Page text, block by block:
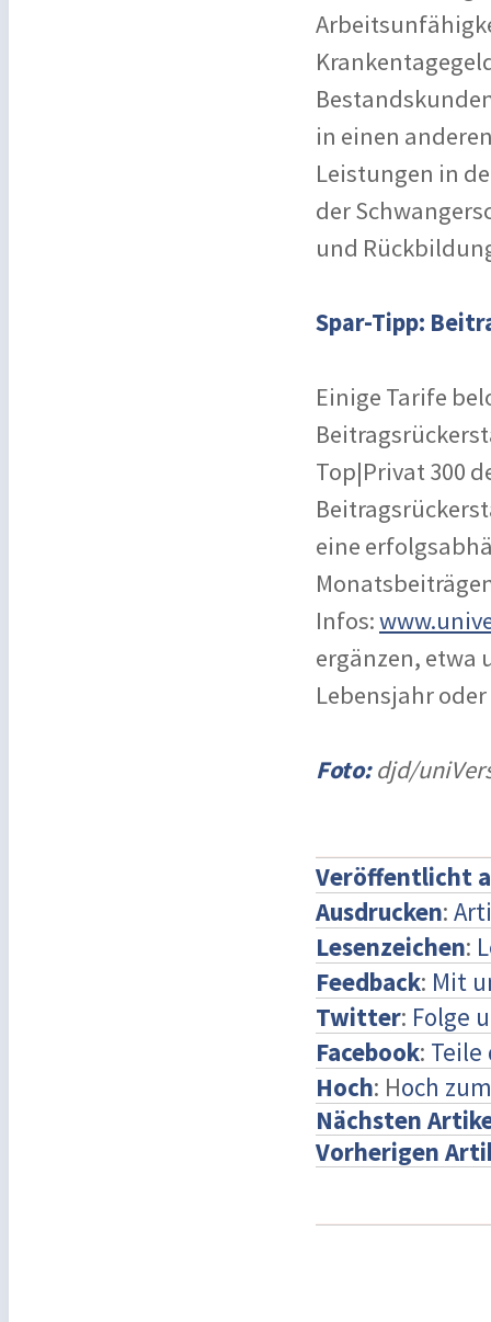
in einen
Leistungen in
der
und
Spar-Tipp:
Einige Tarife
Top|Privat 300
eine
Infos:
ergänzen, etwa
Lebensjahr
Foto:djd/
Veröffentlicht
Ausdrucken:
Lesenzeichen:
Feedback: Mit
Twitter: Folge
Facebook: Teile
Hoch: Hoch
Nächsten
Vorherigen